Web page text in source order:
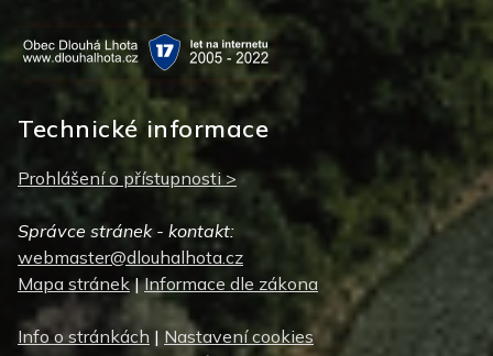
Technické informace
Prohlášení o přístupnosti >
Správce stránek - kontakt:
webmaster@dlouhalhota.cz
Mapa stránek|Informace dle zákona
Info o stránkách | Nastavení cookies